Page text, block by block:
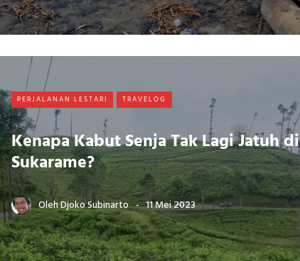
PERJALANAN LESTARI TRAVELOG
Kenapa Kabut Senja Tak Lagi Jatuh di
Sukarame?
OlehDjoko Subinarto 11 Mei 2023